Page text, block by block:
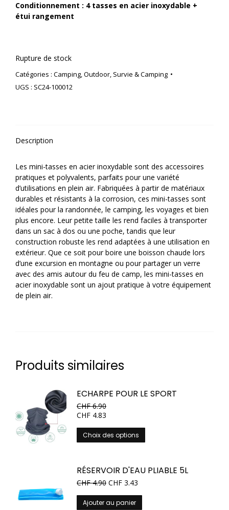
Conditionnement : 4 tasses en acier inoxydable +
étui rangement
Rupture de stock
Catégories : Camping,Outdoor, Survie & Camping
UGS : SC24-100012
Description
Les mini-tasses en acier inoxydable sont des accessoires
pratiques et polyvalents, parfaits pour une variété
d’utilisations en plein air. Fabriquées à partir de matériaux
durables et résistants à la corrosion, ces mini-tasses sont
idéales pour la randonnée, le camping, les voyages et bien
plus encore. Leur petite taille les rend faciles à transporter
dans un sac à dos ou une poche, tandis que leur
construction robuste les rend adaptées à une utilisation en
extérieur. Que ce soit pour boire une boisson chaude lors
d’une excursion en montagne ou pour partager un verre
avec des amis autour du feu de camp, les mini-tasses en
acier inoxydable sont un ajout pratique à votre équipement
de plein air.
Produits similaires
ECHARPE POUR LE SPORT
CHF6.90
CHF 4.83
Choix des options
produit
variations.
RÉSERVOIR D'EAU PLIABLE 5L
CHF4.90 CHF 3.43
Ajouter au panier